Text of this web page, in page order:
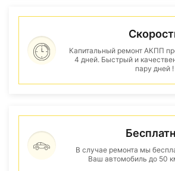
Капитальный ремонт АКПП
4 дней. Быстрый и
пару дней !
В случае ремонта мы
Ваш автомобиль до 50